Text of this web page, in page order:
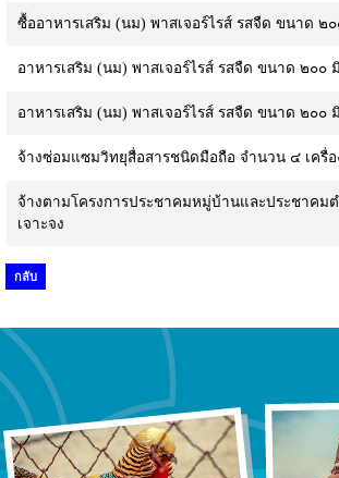
ซื้ออาหารเสริม (นม) พาสเจอร์ไรส์ รสจืด ขนาด ๒
อาหารเสริม (นม) พาสเจอร์ไรส์ รสจืด ขนาด ๒๐
อาหารเสริม (นม) พาสเจอร์ไรส์ รสจืด ขนาด ๒๐
จ้างซ่อมแซมวิทยุสื่อสารชนิดมือถือ จำนวน ๔ เครื่อ
จ้างตามโครงการประชาคมหมู่บ้านและประชาค
เจาะจง
กลับ